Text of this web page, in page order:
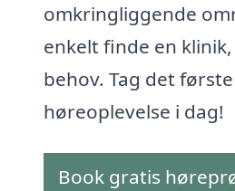
omkringliggende
enkelt finde en
behov. Tag det
høreoplevelse i dag!
Book gratis